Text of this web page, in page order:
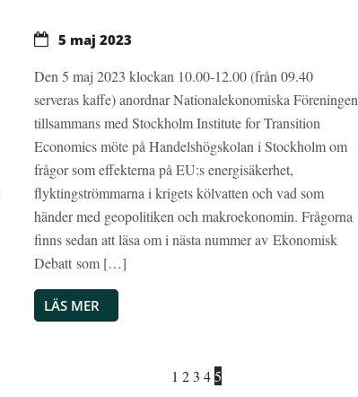
5 maj 2023
Den 5 maj 2023 klockan 10.00-12.00 (från 09.40
serveras kaffe) anordnar Nationalekonomiska Föreningen
tillsammans med Stockholm Institute for Transition
Economics möte på Handelshögskolan i Stockholm om
frågor som effekterna på EU:s energisäkerhet,
flyktingströmmarna i krigets kölvatten och vad som
händer med geopolitiken och makroekonomin. Frågorna
finns sedan att läsa om i nästa nummer av Ekonomisk
Debatt som […]
LÄS MER
1 2 3 45